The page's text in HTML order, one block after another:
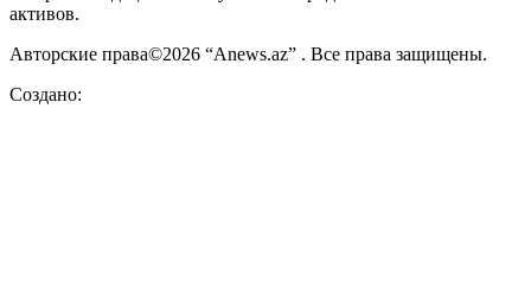
активов.
Авторские права©2026 “Anews.az” . Все права защищены.
Создано: